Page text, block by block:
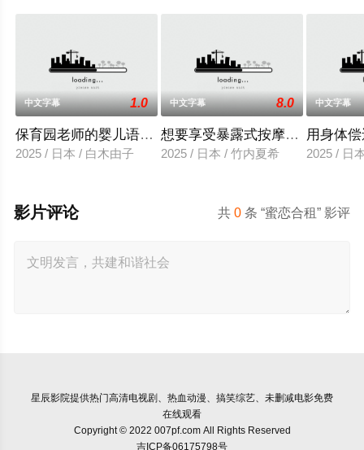
中文字幕 1.0
保育园老师的婴儿语让人超兴奋
2025 / 日本 / 白木由子
中文字幕 8.0
想要享受暴露式按摩的已婚女子
2025 / 日本 / 竹内夏希
中文字幕
用身体
2025 / 日
共0 条 “蜜恋合租” 影评
影片评论
星辰影院提供热门高清电视剧、热血动漫、搞笑综艺、未删减电影免费
在线观看
Copyright © 2022 007pf.com All Rights Reserved
吉ICP备06175798号